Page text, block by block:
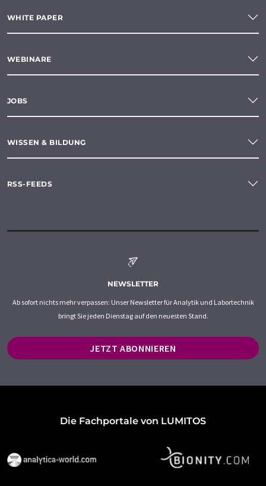
WHITE PAPER
WEBINARE
JOBS
WISSEN & BILDUNG
RSS-FEEDS
NEWSLETTER
Ab sofort nichts mehr verpassen: Unser Newsletter für Analytik und Labortechnik
bringt Sie jeden Dienstag auf den neuesten Stand.
JETZT ABONNIEREN
Die Fachportale von LUMITOS